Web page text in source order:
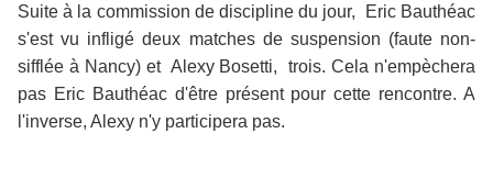
Suite à la commission de discipline du jour, Eric Bauthéac
s'est vu infligé deux matches de suspension (faute non-
sifflée à Nancy) et Alexy Bosetti, trois. Cela n'empèchera
pas Eric Bauthéac d'être présent pour cette rencontre. A
l'inverse, Alexy n'y participera pas.